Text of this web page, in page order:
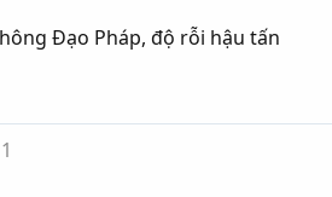
Đạo Pháp, độ rỗi hậu tấn